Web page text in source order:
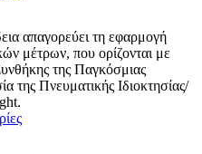
απαγορεύει τη εφαρμογή
μέτρων, που ορίζονται με
της Παγκόσμιας
της Πνευματικής Ιδιοκτησίας/